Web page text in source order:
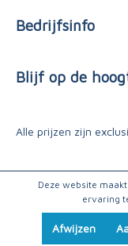
Bedrijfsinfo
Blijf op de
Alle prijzen zijn
Deze website
ervaring
Afwijzen